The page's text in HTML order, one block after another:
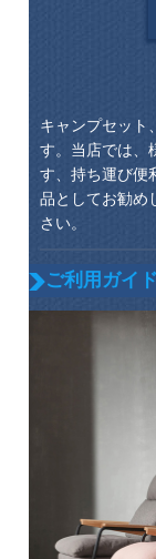
キャンプセット
す。当店では、
す、持ち運び便
品としてお勧め
さい。
ご利用ガイド